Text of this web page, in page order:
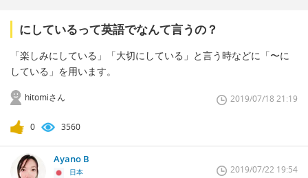
にしているって英語でなんて言うの？
「楽しみにしている」「大切にしている」と言う時などに「〜に
している」を用います。
hitomiさん 2019/07/18 21:19
0 3560
Ayano B
日本 2019/07/22 19:54